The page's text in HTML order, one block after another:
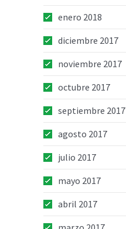
enero 2018
diciembre 2017
noviembre 2017
octubre 2017
septiembre 2017
agosto 2017
julio 2017
mayo 2017
abril 2017